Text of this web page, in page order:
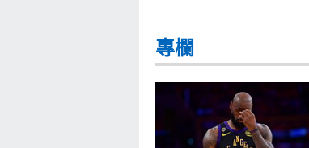
專欄